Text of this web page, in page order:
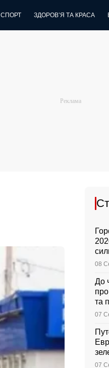
СПОРТ ЗДОРОВ’Я ТА КРАСА
08
До
та
07
07